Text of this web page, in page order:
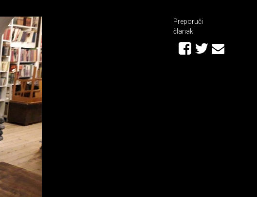
Preporuči
članak